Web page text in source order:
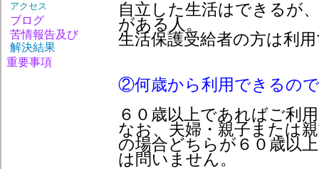
アクセス
ブログ
苦情報告及び
解決結果
重要事項
自立した生活はできるが
がある人。
生活保護受給者の方は利
②何歳から利用できるの
６０歳以上であればご利
なお、夫婦・親子または
の場合どちらが６０歳以
は問いません。